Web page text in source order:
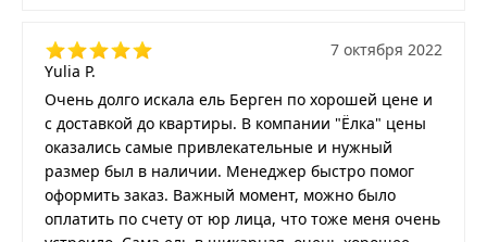
Yulia P.
7 октября 2022
Очень долго искала ель Берген по хорошей цене и
с доставкой до квартиры. В компании "Ёлка" цены
оказались самые привлекательные и нужный
размер был в наличии. Менеджер быстро помог
оформить заказ. Важный момент, можно было
оплатить по счету от юр лица, что тоже меня очень